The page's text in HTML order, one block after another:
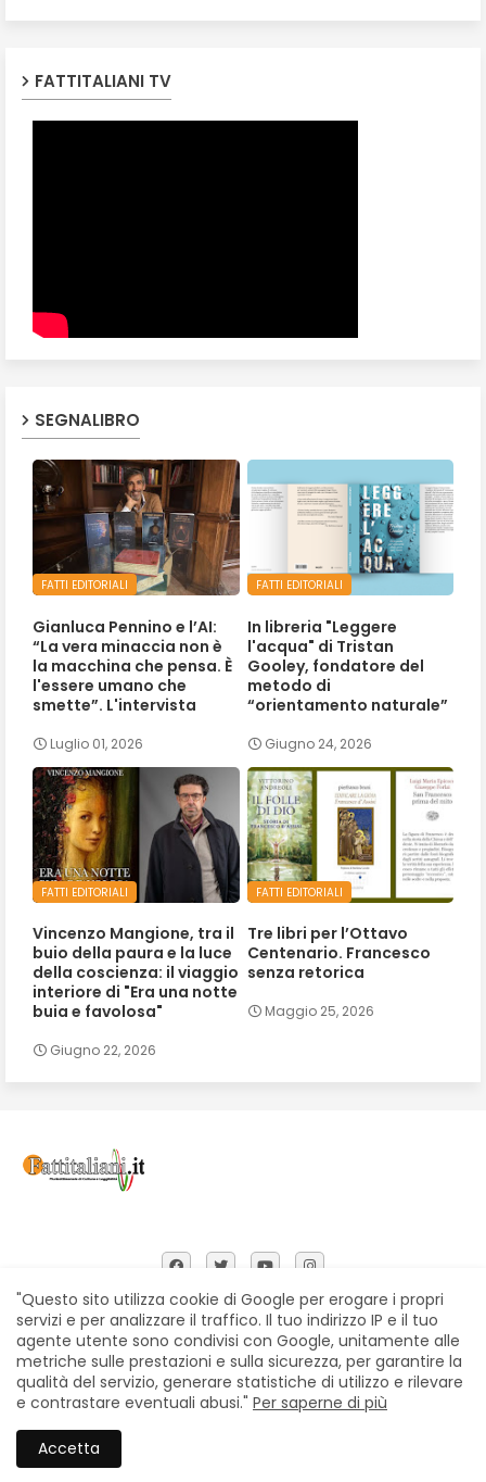
FATTITALIANI TV
SEGNALIBRO
FATTI EDITORIALI
Gianluca Pennino e l’AI:
“La vera minaccia non è
la macchina che pensa. È
l'essere umano che
smette”. L'intervista
Luglio 01, 2026
FATTI EDITORIALI
In libreria "Leggere
l'acqua" di Tristan
Gooley, fondatore del
metodo di
“orientamento naturale”
Giugno 24, 2026
FATTI EDITORIALI
Vincenzo Mangione, tra il
buio della paura e la luce
della coscienza: il viaggio
interiore di "Era una notte
buia e favolosa"
Giugno 22, 2026
FATTI EDITORIALI
Tre libri per l’Ottavo
Centenario. Francesco
senza retorica
Maggio 25, 2026
Home Chi siamo Contatti
Privacy Policy
Segnalazioni
All Right Reserved Copyright © Fattitaliani
"Questo sito utilizza cookie di Google per erogare i propri
servizi e per analizzare il traffico. Il tuo indirizzo IP e il tuo
agente utente sono condivisi con Google, unitamente alle
metriche sulle prestazioni e sulla sicurezza, per garantire la
qualità del servizio, generare statistiche di utilizzo e rilevare
e contrastare eventuali abusi." Per saperne di più
Accetta